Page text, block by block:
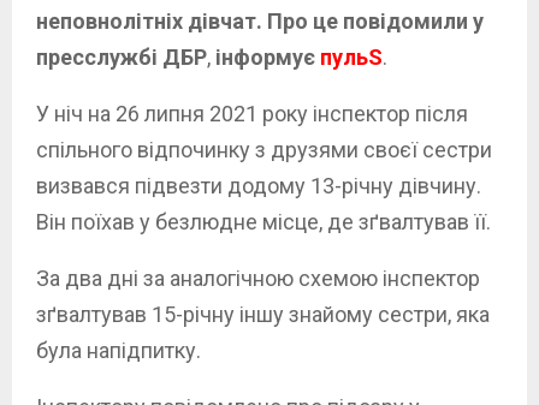
неповнолітніх дівчат. Про це повідомили у
пресслужбі ДБР, інформує пульS.
У ніч на 26 липня 2021 року інспектор після
спільного відпочинку з друзями своєї сестри
визвався підвезти додому 13-річну дівчину.
Він поїхав у безлюдне місце, де зґвалтував її.
За два дні за аналогічною схемою інспектор
зґвалтував 15-річну іншу знайому сестри, яка
була напідпитку.